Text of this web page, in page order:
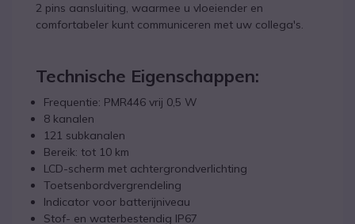
2 pins aansluiting, waarmee u vloeiender en
comfortabeler kunt communiceren met uw collega's.
Technische Eigenschappen:
Frequentie: PMR446 vrij 0,5 W
8 kanalen
121 subkanalen
Bereik: tot 10 km
LCD-scherm met achtergrondverlichting
Toetsenbordvergrendeling
Indicator voor batterijniveau
Stof- en waterbestendig IP67